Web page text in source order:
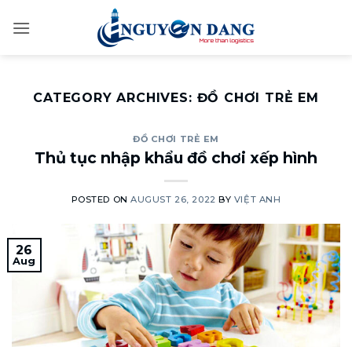
CATEGORY ARCHIVES: ĐỒ CHƠI TRẺ EM
ĐỒ CHƠI TRẺ EM
Thủ tục nhập khẩu đồ chơi xếp hình
POSTED ONAUGUST 26, 2022 BY VIỆT ANH
26
Aug